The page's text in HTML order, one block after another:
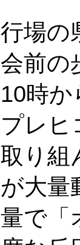
行場の
会前の
10時
プレヒ
取り組
が大量
量で「